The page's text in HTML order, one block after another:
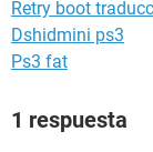
Retry boot
Dshidmini ps3
Ps3 fat
1 respuesta